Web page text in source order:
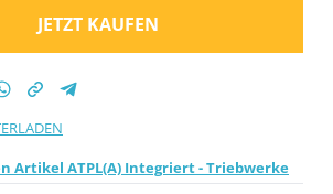
JETZT KAUFEN
Artikel ATPL(A) Integriert - Triebwerke